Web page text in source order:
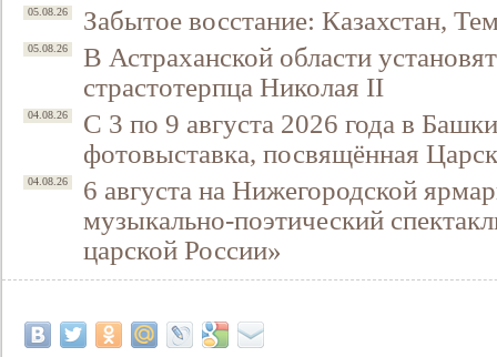
05.08.26 Забытое восстание: Казахстан,
05.08.26
В Астраханской области
страстотерпца Николая II
04.08.26
С 3 по 9 августа 2026 года в
фотовыставка, посвящённая
04.08.26
6 августа на Нижегородской
музыкально-поэтический
царской России»